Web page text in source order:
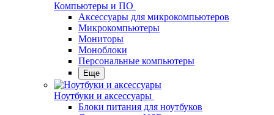
Компьютеры и ПО
Аксессуары для микрокомпьютеров
Микрокомпьютеры
Мониторы
Моноблоки
Персональные компьютеры
Еще
Ноутбуки и аксессуары
Блоки питания для ноутбуков